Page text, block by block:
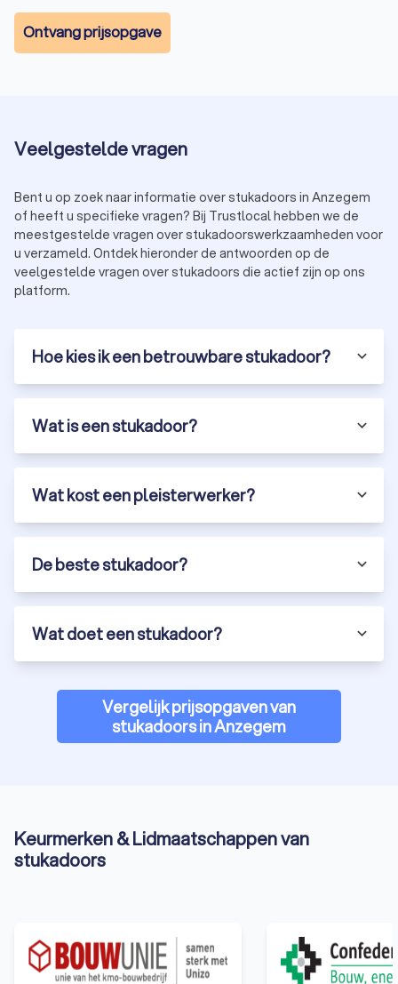
Ontvang prijsopgave
Veelgestelde vragen
Bent u op zoek naar informatie over stukadoors in Anzegem
of heeft u specifieke vragen? Bij Trustlocal hebben we de
meestgestelde vragen over stukadoorswerkzaamheden voor
u verzameld. Ontdek hieronder de antwoorden op de
veelgestelde vragen over stukadoors die actief zijn op ons
platform.
Hoe kies ik een betrouwbare stukadoor?
Wat is een stukadoor?
Wat kost een pleisterwerker?
De beste stukadoor?
Wat doet een stukadoor?
Vergelijk prijsopgaven van
stukadoors in Anzegem
Keurmerken & Lidmaatschappen van
stukadoors